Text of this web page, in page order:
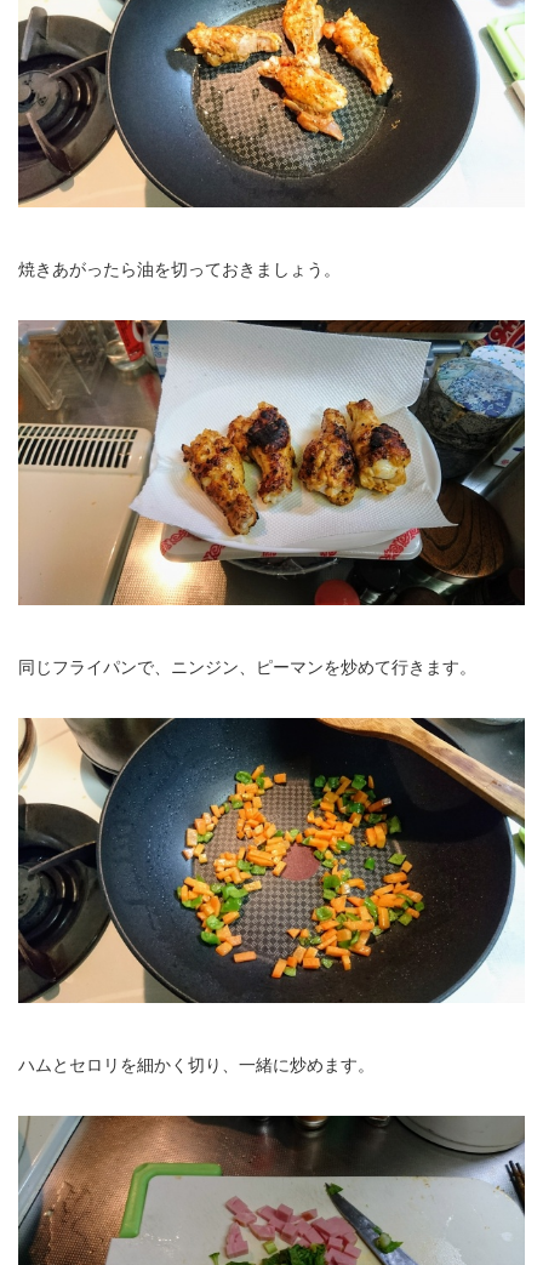
焼きあがったら油を切っておきましょう。
同じフライパンで、ニンジン、ピーマンを炒めて行きます。
ハムとセロリを細かく切り、一緒に炒めます。